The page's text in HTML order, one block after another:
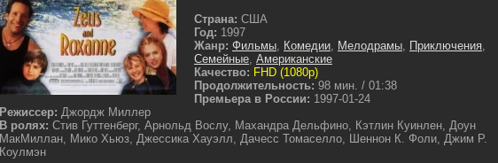
Страна: США
Год: 1997
Жанр: Фильмы, Комедии, Мелодрамы, Приключения,
Семейные, Американские
Качество: FHD (1080p)
Продолжительность: 98 мин. / 01:38
Премьера в России: 1997-01-24
Режиссер: Джордж Миллер
В ролях: Стив Гуттенберг, Арнольд Вослу, Махандра Дельфино, Кэтлин Куинлен, Доун
МакМиллан, Мико Хьюз, Джессика Хауэлл, Дачесс Томаселло, Шеннон К. Фоли, Джим Р.
Коулмэн